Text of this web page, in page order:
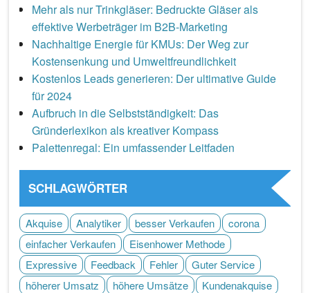
Mehr als nur Trinkgläser: Bedruckte Gläser als
effektive Werbeträger im B2B-Marketing
Nachhaltige Energie für KMUs: Der Weg zur
Kostensenkung und Umweltfreundlichkeit
Kostenlos Leads generieren: Der ultimative Guide
für 2024
Aufbruch in die Selbstständigkeit: Das
Gründerlexikon als kreativer Kompass
Palettenregal: Ein umfassender Leitfaden
SCHLAGWÖRTER
Akquise Analytiker besser Verkaufen
corona
einfacher Verkaufen
Eisenhower Methode
Expressive
Feedback Fehler
Guter Service
höherer Umsatz
höhere Umsätze
Kundenakquise